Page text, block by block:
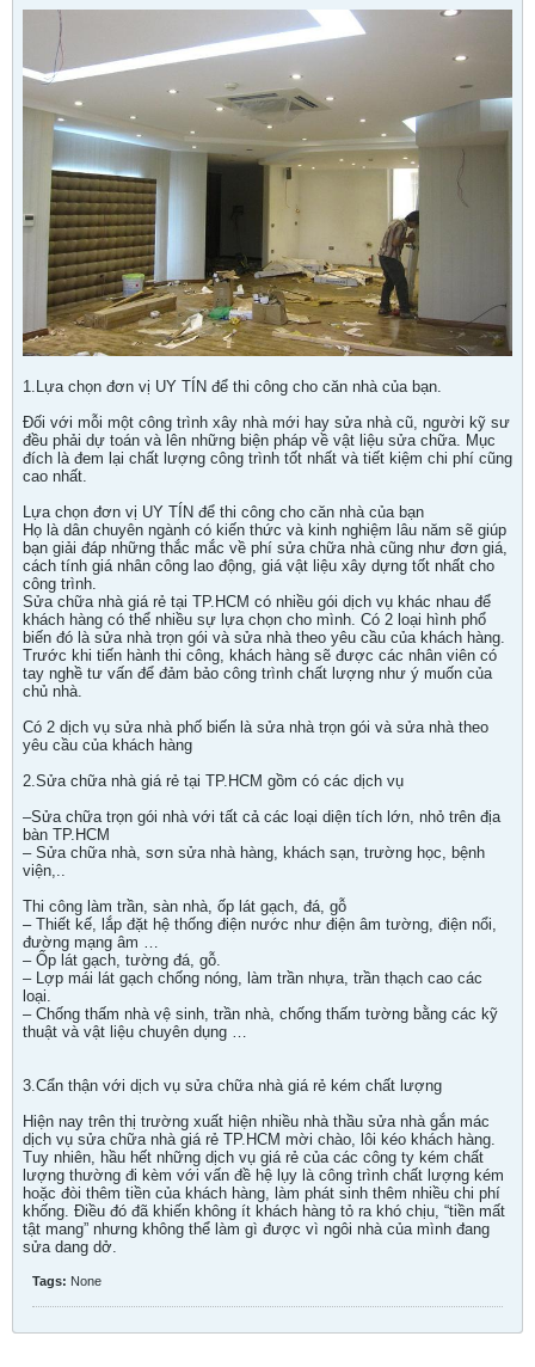
1.Lựa chọn đơn vị UY TÍN để thi công cho căn nhà của bạn.
Đối với mỗi một công trình xây nhà mới hay sửa nhà cũ, người kỹ sư
đều phải dự toán và lên những biện pháp về vật liệu sửa chữa. Mục
đích là đem lại chất lượng công trình tốt nhất và tiết kiệm chi phí cũng
cao nhất.
Lựa chọn đơn vị UY TÍN để thi công cho căn nhà của bạn
Họ là dân chuyên ngành có kiến thức và kinh nghiệm lâu năm sẽ giúp
bạn giải đáp những thắc mắc về phí sửa chữa nhà cũng như đơn giá,
cách tính giá nhân công lao động, giá vật liệu xây dựng tốt nhất cho
công trình.
Sửa chữa nhà giá rẻ tại TP.HCM có nhiều gói dịch vụ khác nhau để
khách hàng có thể nhiều sự lựa chọn cho mình. Có 2 loại hình phổ
biến đó là sửa nhà trọn gói và sửa nhà theo yêu cầu của khách hàng.
Trước khi tiến hành thi công, khách hàng sẽ được các nhân viên có
tay nghề tư vấn để đảm bảo công trình chất lượng như ý muốn của
chủ nhà.
Có 2 dịch vụ sửa nhà phố biến là sửa nhà trọn gói và sửa nhà theo
yêu cầu của khách hàng
2.Sửa chữa nhà giá rẻ tại TP.HCM gồm có các dịch vụ
–Sửa chữa trọn gói nhà với tất cả các loại diện tích lớn, nhỏ trên địa
bàn TP.HCM
– Sửa chữa nhà, sơn sửa nhà hàng, khách sạn, trường học, bệnh
viện,..
Thi công làm trần, sàn nhà, ốp lát gạch, đá, gỗ
– Thiết kế, lắp đặt hệ thống điện nước như điện âm tường, điện nổi,
đường mạng âm …
– Ốp lát gạch, tường đá, gỗ.
– Lợp mái lát gạch chống nóng, làm trần nhựa, trần thạch cao các
loại.
– Chống thấm nhà vệ sinh, trần nhà, chống thấm tường bằng các kỹ
thuật và vật liệu chuyên dụng …
3.Cẩn thận với dịch vụ sửa chữa nhà giá rẻ kém chất lượng
Hiện nay trên thị trường xuất hiện nhiều nhà thầu sửa nhà gắn mác
dịch vụ sửa chữa nhà giá rẻ TP.HCM mời chào, lôi kéo khách hàng.
Tuy nhiên, hầu hết những dịch vụ giá rẻ của các công ty kém chất
lượng thường đi kèm với vấn đề hệ lụy là công trình chất lượng kém
hoặc đòi thêm tiền của khách hàng, làm phát sinh thêm nhiều chi phí
khống. Điều đó đã khiến không ít khách hàng tỏ ra khó chịu, “tiền mất
tật mang” nhưng không thể làm gì được vì ngôi nhà của mình đang
sửa dang dở.
Tags: None